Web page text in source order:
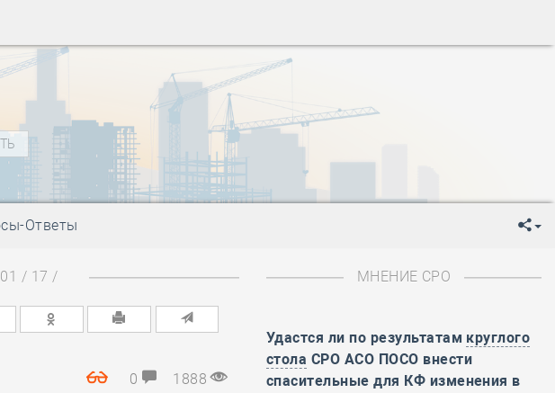
День Государственного флага Российской Федерации
-День знаний
День сотрудника органов внутренних дел РФ
27 января
День полного освобождения Ленинграда от фашистской
блокады
01 мая- День Весны и Труда
09 мая- День Победы!
28 мая-День пограничника
10 ноября-День сотрудника органов внутренних дел РФ
27 января-День полного освобождения Ленинграда от фашистской
01 мая
День Весны и Труда
Ответы
01 / 17 /
0 1888
МНЕНИЕ СРО
Удастся ли по результатам круглого
стола СРО АСО ПОСО внести
спасительные для КФ изменения в